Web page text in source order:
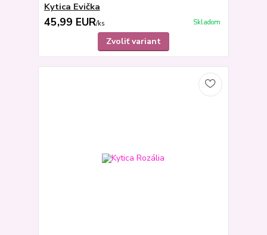
Kytica Evička
45,99 EUR/ks Skladom
Zvoliť variant